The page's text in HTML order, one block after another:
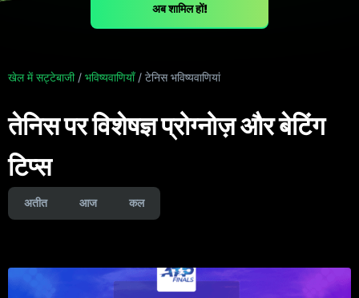
अब शामिल हों!
खेल में सट्टेबाजी/ भविष्यवाणियाँ/ टेनिस भविष्यवाणियां
तेनिस पर विशेषज्ञ प्रोग्नोज़ और बेटिंग
टिप्स
अतीत आज कल